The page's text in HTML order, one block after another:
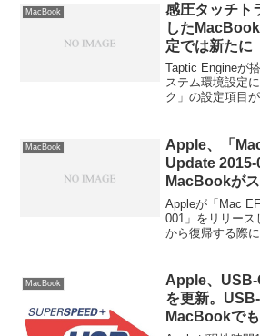
MacBook
感圧タッチト
した
定では新たに
や「触感機能
の設定が可能
れるもよう。
Taptic Engineが
ステム環境設定
ク」の設定項目
MacBook
Apple、「
Update 2015-
MacBookが
る際にフラッ
解除されてし
正。
Appleが「Mac
001」をリリー
から復帰する際
MacBook
Apple、USB-
を更新。
MacBookで